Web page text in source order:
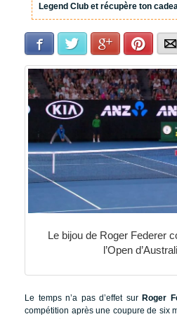
Legend Club et récupère ton
Facebook Twitter Google+Pinterest
Le bijou de Roger Federer
l’Open
Le temps n’a pas d’effet sur Roger
compétition après une coupure de six